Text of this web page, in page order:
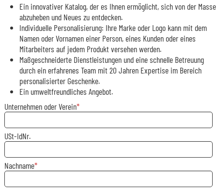
Ein innovativer Katalog, der es Ihnen ermöglicht, sich von der Masse
abzuheben und Neues zu entdecken.
Individuelle Personalisierung: Ihre Marke oder Logo kann mit dem
Namen oder Vornamen einer Person, eines Kunden oder eines
Mitarbeiters auf jedem Produkt versehen werden.
Maßgeschneiderte Dienstleistungen und eine schnelle Betreuung
durch ein erfahrenes Team mit 20 Jahren Expertise im Bereich
personalisierter Geschenke.
Ein umweltfreundliches Angebot.
Unternehmen oder Verein
USt-IdNr.
Nachname